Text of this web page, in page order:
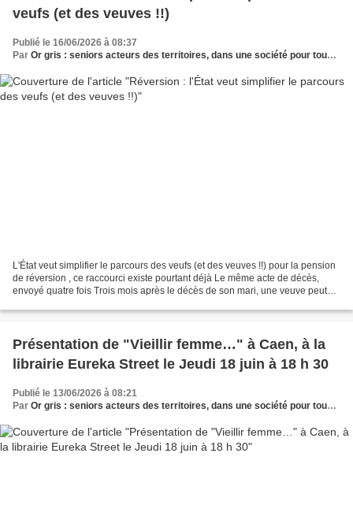
veufs (et des veuves !!)
Publié le 16/06/2026 à 08:37
Par Or gris : seniors acteurs des territoires, dans une société pour tous les âges
L'État veut simplifier le parcours des veufs (et des veuves !!) pour la pension
de réversion , ce raccourci existe pourtant déjà Le même acte de décès,
envoyé quatre fois Trois mois après le décès de son mari, une veuve peut
Présentation de "Vieillir femme…" à Caen, à la
librairie Eureka Street le Jeudi 18 juin à 18 h 30
Publié le 13/06/2026 à 08:21
Par Or gris : seniors acteurs des territoires, dans une société pour tous les âges